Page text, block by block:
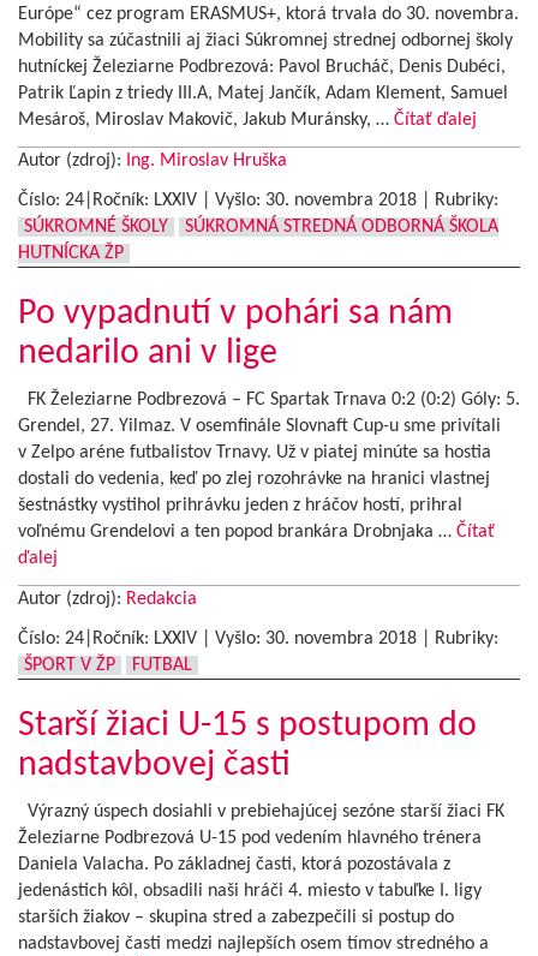
Európe“ cez program ERASMUS+, ktorá trvala do 30. novembra.
Mobility sa zúčastnili aj žiaci Súkromnej strednej odbornej školy
hutníckej Železiarne Podbrezová: Pavol Brucháč, Denis Dubéci,
Patrik Ľapin z triedy III.A, Matej Jančík, Adam Klement, Samuel
Mesároš, Miroslav Makovič, Jakub Muránsky, … Čítať ďalej
Autor (zdroj): Ing. Miroslav Hruška
Číslo: 24|Ročník: LXXIV | Vyšlo: 30. novembra 2018
Rubriky:
SÚKROMNÉ ŠKOLY
SÚKROMNÁ STREDNÁ ODBORNÁ ŠKOLA
HUTNÍCKA ŽP
Po vypadnutí v pohári sa nám
nedarilo ani v lige
FK Železiarne Podbrezová – FC Spartak Trnava 0:2 (0:2) Góly: 5.
Grendel, 27. Yilmaz. V osemfinále Slovnaft Cup-u sme privítali
v Zelpo aréne futbalistov Trnavy. Už v piatej minúte sa hostia
dostali do vedenia, keď po zlej rozohrávke na hranici vlastnej
šestnástky vystihol prihrávku jeden z hráčov hostí, prihral
voľnému Grendelovi a ten popod brankára Drobnjaka … Čítať
ďalej
Autor (zdroj): Redakcia
Číslo: 24|Ročník: LXXIV | Vyšlo: 30. novembra 2018
Rubriky:
ŠPORT V ŽP
FUTBAL
Starší žiaci U-15 s postupom do
nadstavbovej časti
Výrazný úspech dosiahli v prebiehajúcej sezóne starší žiaci FK
Železiarne Podbrezová U-15 pod vedením hlavného trénera
Daniela Valacha. Po základnej časti, ktorá pozostávala z
jedenástich kôl, obsadili naši hráči 4. miesto v tabuľke I. ligy
starších žiakov – skupina stred a zabezpečili si postup do
nadstavbovej časti medzi najlepších osem tímov stredného a